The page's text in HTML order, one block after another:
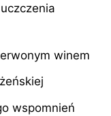
winem
wspomnień